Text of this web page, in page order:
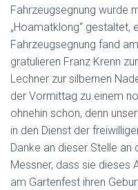
Fahrzeugsegnung wurde
„Hoamatklong“ gestaltet,
Fahrzeugsegnung fand
gratulieren Franz Krenn
Lechner zur silbernen
der Vormittag zu einem
ohnehin schon, denn
in den Dienst der
Danke an dieser Stelle an
Messner, dass sie dieses
am Gartenfest ihren